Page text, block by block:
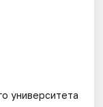
университета